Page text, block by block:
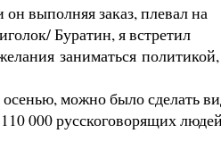
выполняя заказ, плевал на
Буратин, я встретил
заниматься
можно было сделать
000 русскоговорящих